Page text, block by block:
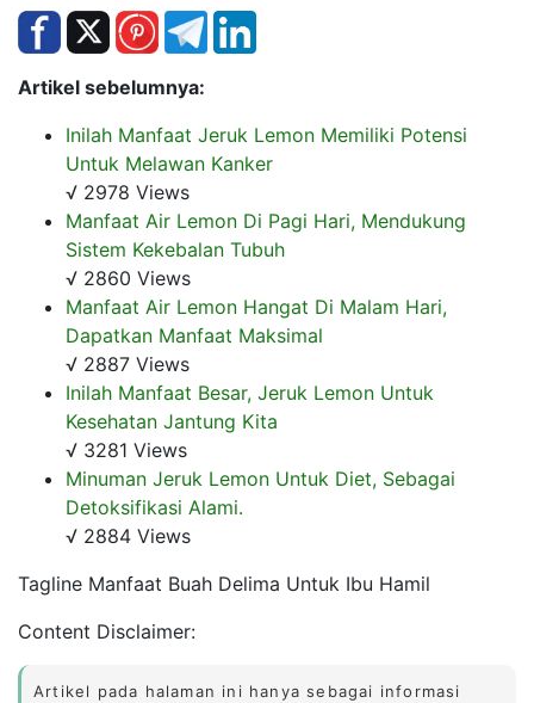
Artikel sebelumnya:
Inilah Manfaat Jeruk Lemon Memiliki Potensi
Untuk Melawan Kanker
√ 2978 Views
Manfaat Air Lemon Di Pagi Hari, Mendukung
Sistem Kekebalan Tubuh
√ 2860 Views
Manfaat Air Lemon Hangat Di Malam Hari,
Dapatkan Manfaat Maksimal
√ 2887 Views
Inilah Manfaat Besar, Jeruk Lemon Untuk
Kesehatan Jantung Kita
√ 3281 Views
Minuman Jeruk Lemon Untuk Diet, Sebagai
Detoksifikasi Alami.
√ 2884 Views
Tagline Manfaat Buah Delima Untuk Ibu Hamil
Content Disclaimer:
Artikel pada halaman ini hanya sebagai informasi